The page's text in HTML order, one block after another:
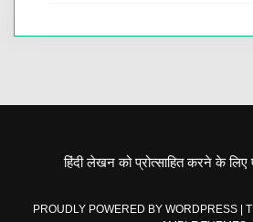
हिंदी लेखन को प्रोत्साहित करने के लिए
PROUDLY POWERED BY WORDPRESS